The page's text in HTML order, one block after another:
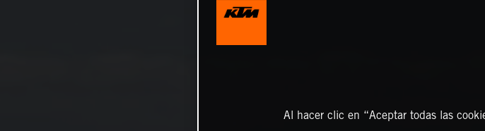
Al hacer clic en “Aceptar todas las